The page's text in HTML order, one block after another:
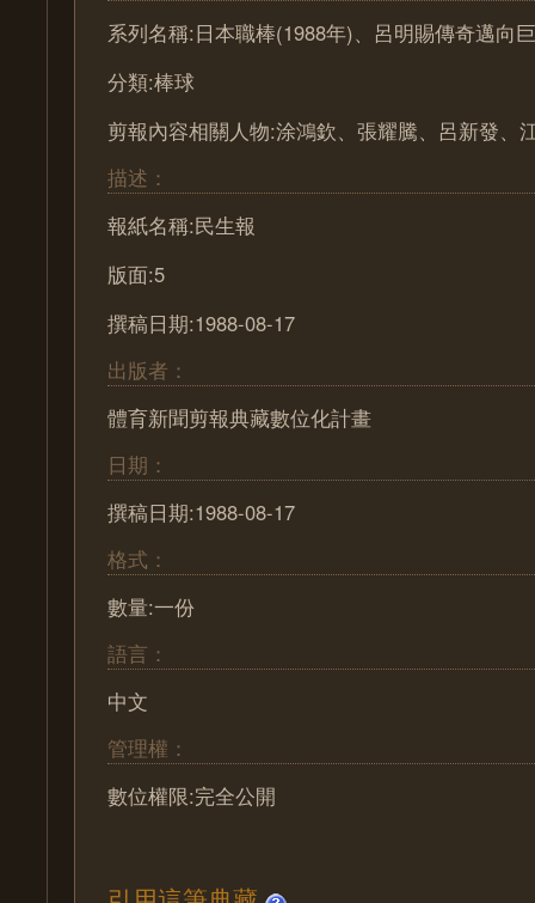
系列名稱:日本職棒(1988年)、呂明賜傳奇邁向
分類:棒球
剪報內容相關人物:涂鴻欽、張耀騰、呂新發、
描述：
報紙名稱:民生報
版面:5
撰稿日期:1988-08-17
出版者：
體育新聞剪報典藏數位化計畫
日期：
撰稿日期:1988-08-17
格式：
數量:一份
語言：
中文
管理權：
數位權限:完全公開